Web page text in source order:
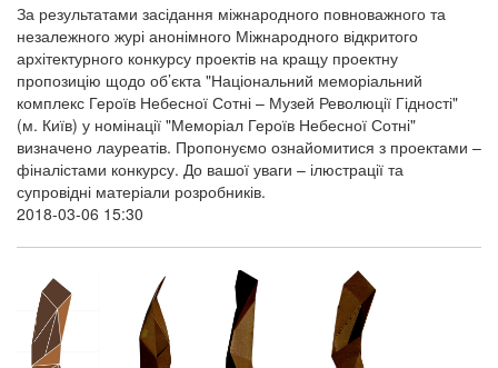
За результатами засідання міжнародного повноважного та
незалежного журі анонімного Міжнародного відкритого
архітектурного конкурсу проектів на кращу проектну
пропозицію щодо об’єкта "Національний меморіальний
комплекс Героїв Небесної Сотні – Музей Революції Гідності"
(м. Київ) у номінації "Меморіал Героїв Небесної Сотні"
визначено лауреатів. Пропонуємо ознайомитися з проектами –
фіналістами конкурсу. До вашої уваги – ілюстрації та
супровідні матеріали розробників.
2018-03-06 15:30